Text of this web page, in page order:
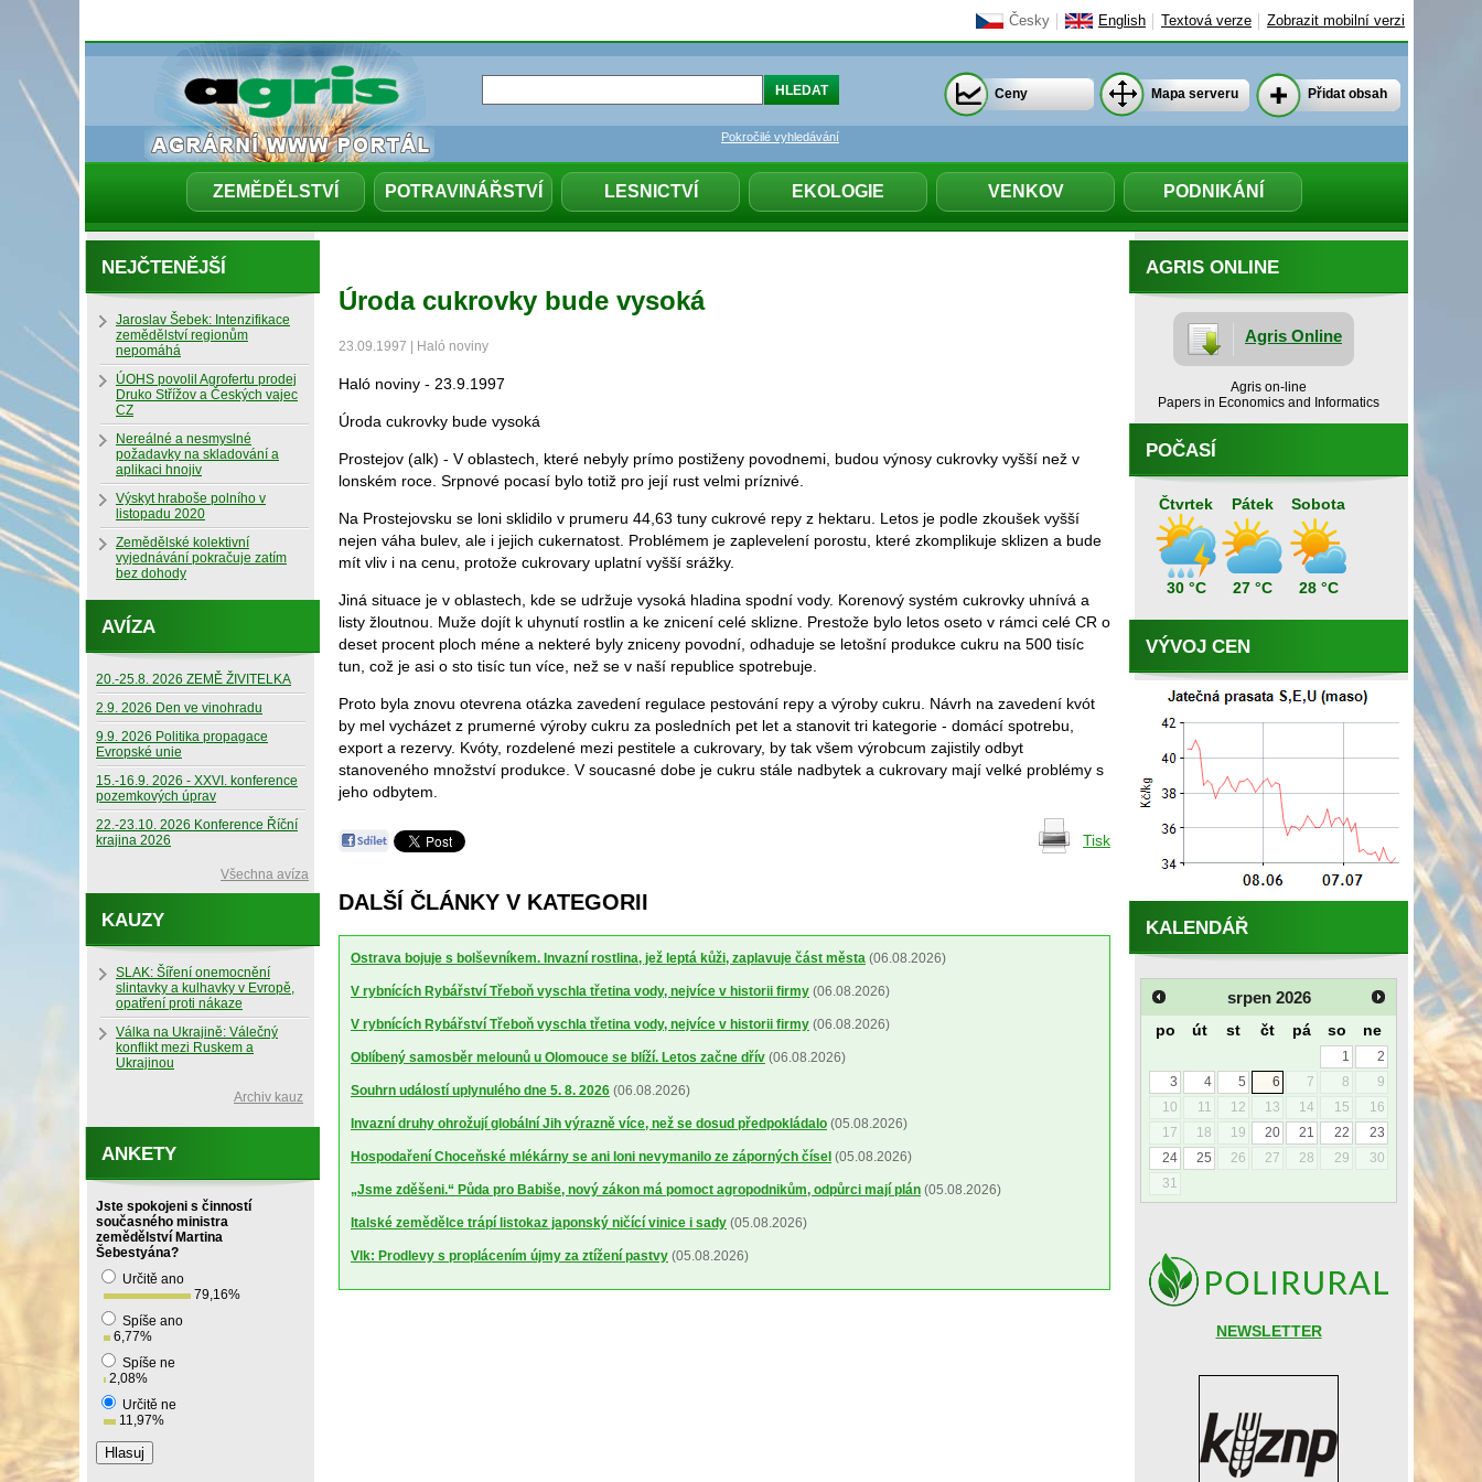
Česky English Textová verze Zobrazit mobilní verzi
ZEMĚDĚLSTVÍ POTRAVINÁŘSTVÍ LESNICTVÍ EKOLOGIE VENKOV PODNIKÁNÍ
Pokročilé vyhledávání
Ceny Mapa serveru Přidat obsah
Úroda cukrovky bude vysoká
23.09.1997 | Haló noviny
Haló noviny - 23.9.1997
Úroda cukrovky bude vysoká
Prostejov (alk) - V oblastech, které nebyly prímo postiženy povodnemi, budou výnosy cukrovky vyšší než v
lonském roce. Srpnové pocasí bylo totiž pro její rust velmi príznivé.
Na Prostejovsku se loni sklidilo v prumeru 44,63 tuny cukrové repy z hektaru. Letos je podle zkoušek vyšší
nejen váha bulev, ale i jejich cukernatost. Problémem je zaplevelení porostu, které zkomplikuje sklizen a bude
mít vliv i na cenu, protože cukrovary uplatní vyšší srážky.
Jiná situace je v oblastech, kde se udržuje vysoká hladina spodní vody. Korenový systém cukrovky uhnívá a
listy žloutnou. Muže dojít k uhynutí rostlin a ke znicení celé sklizne. Prestože bylo letos oseto v rámci celé CR o
deset procent ploch méne a nekteré byly zniceny povodní, odhaduje se letošní produkce cukru na 500 tisíc
tun, což je asi o sto tisíc tun více, než se v naší republice spotrebuje.
Proto byla znovu otevrena otázka zavedení regulace pestování repy a výroby cukru. Návrh na zavedení kvót
by mel vycházet z prumerné výroby cukru za posledních pet let a stanovit tri kategorie - domácí spotrebu,
export a rezervy. Kvóty, rozdelené mezi pestitele a cukrovary, by tak všem výrobcum zajistily odbyt
stanoveného množství produkce. V soucasné dobe je cukru stále nadbytek a cukrovary mají velké problémy s
jeho odbytem.
Tisk
DALŠÍ ČLÁNKY V KATEGORII
Ostrava bojuje s bolševníkem. Invazní rostlina, jež leptá kůži, zaplavuje část města (06.08.2026)
V rybnících Rybářství Třeboň vyschla třetina vody, nejvíce v historii firmy (06.08.2026)
V rybnících Rybářství Třeboň vyschla třetina vody, nejvíce v historii firmy (06.08.2026)
Oblíbený samosběr melounů u Olomouce se blíží. Letos začne dřív (06.08.2026)
Souhrn událostí uplynulého dne 5. 8. 2026 (06.08.2026)
Invazní druhy ohrožují globální Jih výrazně více, než se dosud předpokládalo (05.08.2026)
Hospodaření Choceňské mlékárny se ani loni nevymanilo ze záporných čísel (05.08.2026)
„Jsme zděšeni.“ Půda pro Babiše, nový zákon má pomoct agropodnikům, odpůrci mají plán (05.08.2026)
Italské zemědělce trápí listokaz japonský ničící vinice i sady (05.08.2026)
Vlk: Prodlevy s proplácením újmy za ztížení pastvy (05.08.2026)
AGRIS ONLINE
Agris Online
Agris on-line
Papers in Economics and Informatics
POČASÍ
Čtvrtek
30 °C
Pátek
27 °C
Sobota
28 °C
VÝVOJ CEN
KALENDÁŘ
srpen 2026
po út st čt pá so ne
1
2
3
4 5 6 7 8
9
10
11 12 13 14 15
16
17
18 19 20 21 22
23
24
25 26 27 28 29
30
31
NEWSLETTER
NEJČTENĚJŠÍ
Jaroslav Šebek: Intenzifikace
zemědělství regionům
nepomáhá
ÚOHS povolil Agrofertu prodej
Druko Střížov a Českých vajec
CZ
Nereálné a nesmyslné
požadavky na skladování a
aplikaci hnojiv
Výskyt hraboše polního v
listopadu 2020
Zemědělské kolektivní
vyjednávání pokračuje zatím
bez dohody
AVÍZA
20.-25.8. 2026 ZEMĚ ŽIVITELKA
2.9. 2026 Den ve vinohradu
9.9. 2026 Politika propagace
Evropské unie
15.-16.9. 2026 - XXVI. konference
pozemkových úprav
22.-23.10. 2026 Konference Říční
krajina 2026
Všechna avíza
KAUZY
SLAK: Šíření onemocnění
slintavky a kulhavky v Evropě,
opatření proti nákaze
Válka na Ukrajině: Válečný
konflikt mezi Ruskem a
Ukrajinou
Archiv kauz
ANKETY
Jste spokojeni s činností
současného ministra
zemědělství Martina
Šebestyána?
Určitě ano
79,16%
Spíše ano
6,77%
Spíše ne
2,08%
Určitě ne
11,97%